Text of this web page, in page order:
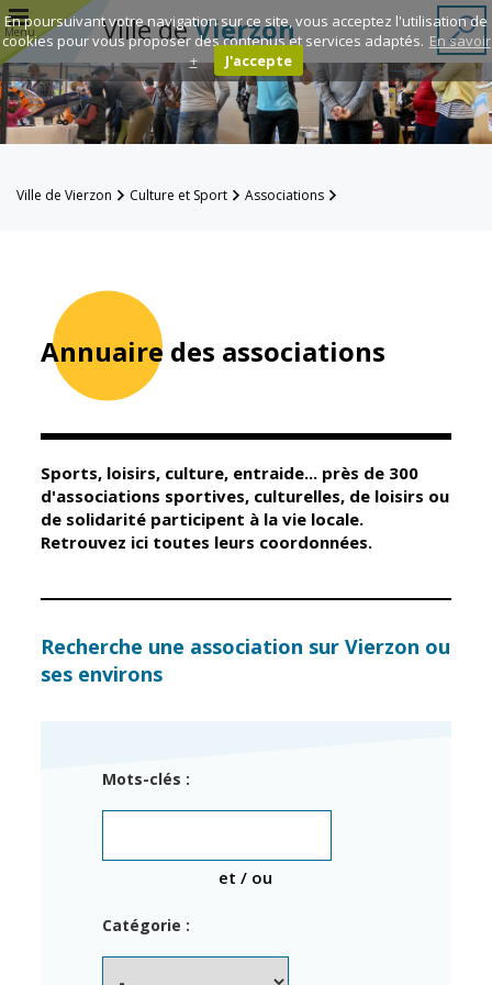
Menu Ville deVierzon
Annuaire des
associations
Espace
Famille
Contacts
Mairie
Élus
Municipal
Services de la
Ville
Cimetières
Titres
État civil
Enfance et
éducation
Guichet unique
enfance
Ville de Vierzon Culture et Sport Associations
Annuaire des associations
Sports, loisirs, culture, entraide... près de 300
d'associations sportives, culturelles, de loisirs ou
de solidarité participent à la vie locale.
Retrouvez ici toutes leurs coordonnées.
Recherche une association sur Vierzon ou
ses environs
Mots-clés :
et / ou
Catégorie :
En poursuivant votre navigation sur ce site, vous acceptez l'utilisation de
cookies pour vous proposer des contenus et services adaptés. En savoir
+
J'accepte